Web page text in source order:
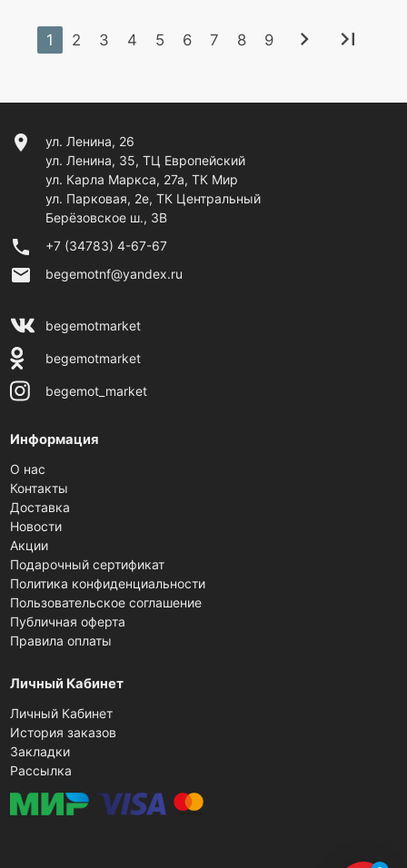
1 2 3 4 5 6 7 8 9 chevron_right last_page
location_on
ул. Ленина, 26
ул. Ленина, 35, ТЦ Европейский
ул. Карла Маркса, 27а, ТК Мир
ул. Парковая, 2е, ТК Центральный
Берёзовское ш., 3В
phone +7 (34783) 4-67-67
email begemotnf@yandex.ru
begemotmarket
begemotmarket
begemot_market
Информация
О нас
Контакты
Доставка
Новости
Акции
Подарочный сертификат
Политика конфиденциальности
Пользовательское соглашение
Публичная оферта
Правила оплаты
Личный Кабинет
Личный Кабинет
История заказов
Закладки
Рассылка